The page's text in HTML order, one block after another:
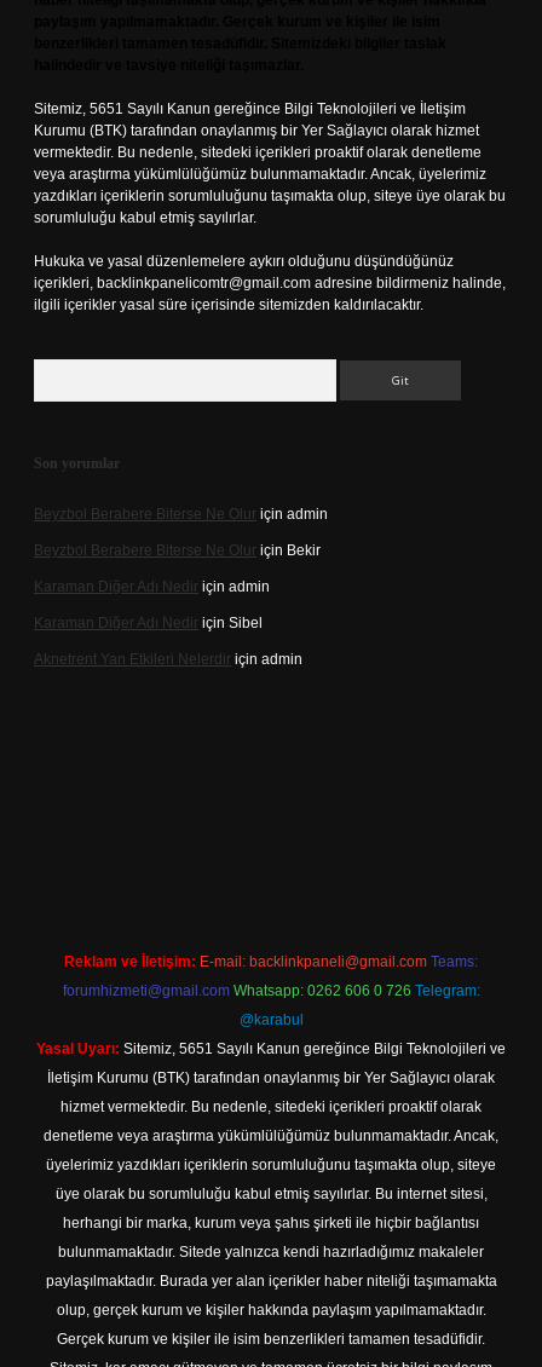
Sitemiz, 5651 Sayılı Kanun gereğince Bilgi Teknolojileri ve İletişim
Kurumu (BTK) tarafından onaylanmış bir Yer Sağlayıcı olarak hizmet
vermektedir. Bu nedenle, sitedeki içerikleri proaktif olarak denetleme
veya araştırma yükümlülüğümüz bulunmamaktadır. Ancak, üyelerimiz
yazdıkları içeriklerin sorumluluğunu taşımakta olup, siteye üye olarak bu
sorumluluğu kabul etmiş sayılırlar.
Hukuka ve yasal düzenlemelere aykırı olduğunu düşündüğünüz
içerikleri, backlinkpanelicomtr@gmail.com adresine bildirmeniz halinde,
ilgili içerikler yasal süre içerisinde sitemizden kaldırılacaktır.
Son yorumlar
Beyzbol Berabere Biterse Ne Olur için admin
Beyzbol Berabere Biterse Ne Olur için Bekir
Karaman Diğer Adı Nedir için admin
Karaman Diğer Adı Nedir için Sibel
Aknetrent Yan Etkileri Nelerdir için admin
Reklam ve İletişim: E-mail: backlinkpaneli@gmail.com Teams:
forumhizmeti@gmail.com Whatsapp: 0262 606 0 726 Telegram:
@karabul
Yasal Uyarı: Sitemiz, 5651 Sayılı Kanun gereğince Bilgi Teknolojileri ve
İletişim Kurumu (BTK) tarafından onaylanmış bir Yer Sağlayıcı olarak
hizmet vermektedir. Bu nedenle, sitedeki içerikleri proaktif olarak
denetleme veya araştırma yükümlülüğümüz bulunmamaktadır. Ancak,
üyelerimiz yazdıkları içeriklerin sorumluluğunu taşımakta olup, siteye
üye olarak bu sorumluluğu kabul etmiş sayılırlar. Bu internet sitesi,
herhangi bir marka, kurum veya şahıs şirketi ile hiçbir bağlantısı
bulunmamaktadır. Sitede yalnızca kendi hazırladığımız makaleler
paylaşılmaktadır. Burada yer alan içerikler haber niteliği taşımamakta
olup, gerçek kurum ve kişiler hakkında paylaşım yapılmamaktadır.
Gerçek kurum ve kişiler ile isim benzerlikleri tamamen tesadüfidir.